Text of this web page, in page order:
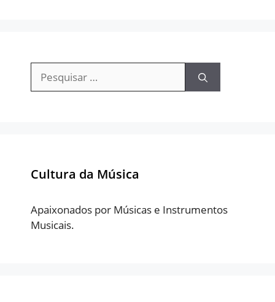
Pesquisar
por:
Cultura da Música
Apaixonados por Músicas e Instrumentos
Musicais.